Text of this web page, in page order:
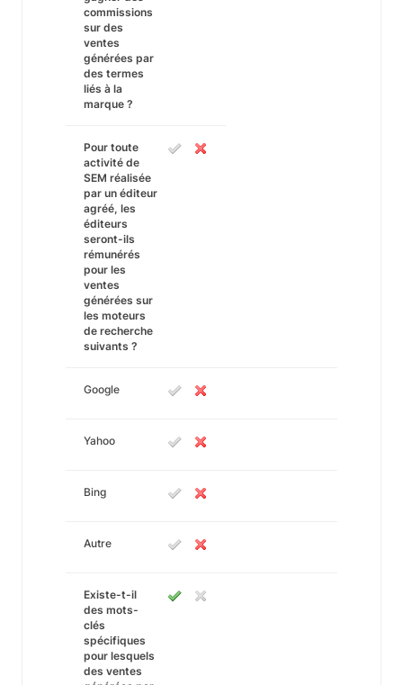
commissions
sur des
ventes
générées par
des termes
liés à la
marque ?
Pour toute
activité de
SEM réalisée
par un éditeur
agréé, les
éditeurs
seront-ils
rémunérés
pour les
ventes
générées sur
les moteurs
de recherche
suivants ?
Google
Yahoo
Bing
Autre
Existe-t-il
des mots-
clés
spécifiques
pour lesquels
des ventes